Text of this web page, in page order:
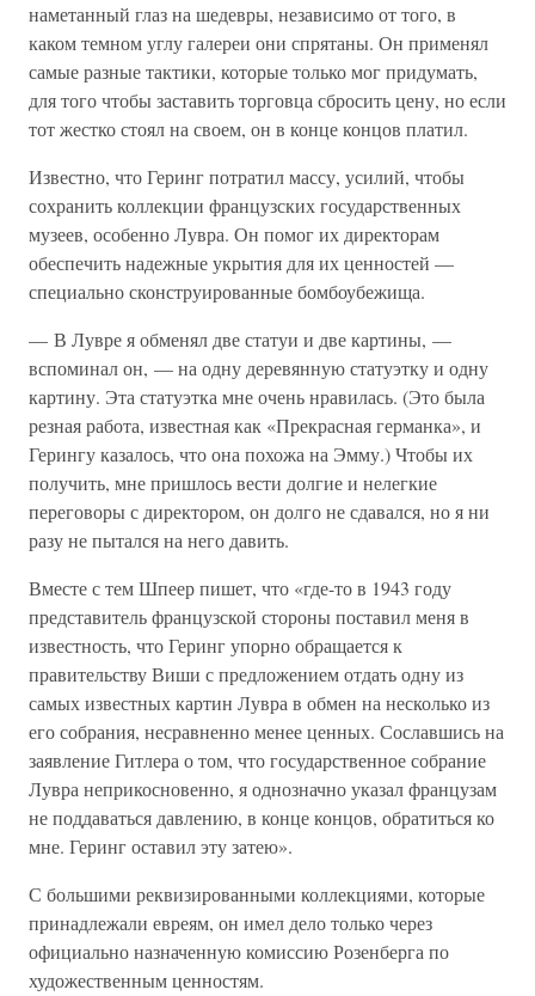
наметанный глаз на шедевры, независимо от того, в
каком темном углу галереи они спрятаны. Он применял
самые разные тактики, которые только мог придумать,
для того чтобы заставить торговца сбросить цену, но если
тот жестко стоял на своем, он в конце концов платил.
Известно, что Геринг потратил массу, усилий, чтобы
сохранить коллекции французских государственных
музеев, особенно Лувра. Он помог их директорам
обеспечить надежные укрытия для их ценностей —
специально сконструированные бомбоубежища.
— В Лувре я обменял две статуи и две картины, —
вспоминал он, — на одну деревянную статуэтку и одну
картину. Эта статуэтка мне очень нравилась. (Это была
резная работа, известная как «Прекрасная германка», и
Герингу казалось, что она похожа на Эмму.) Чтобы их
получить, мне пришлось вести долгие и нелегкие
переговоры с директором, он долго не сдавался, но я ни
разу не пытался на него давить.
Вместе с тем Шпеер пишет, что «где-то в 1943 году
представитель французской стороны поставил меня в
известность, что Геринг упорно обращается к
правительству Виши с предложением отдать одну из
самых известных картин Лувра в обмен на несколько из
его собрания, несравненно менее ценных. Сославшись на
заявление Гитлера о том, что государственное собрание
Лувра неприкосновенно, я однозначно указал французам
не поддаваться давлению, в конце концов, обратиться ко
мне. Геринг оставил эту затею».
С большими реквизированными коллекциями, которые
принадлежали евреям, он имел дело только через
официально назначенную комиссию Розенберга по
художественным ценностям.